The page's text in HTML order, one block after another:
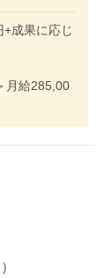
成果に応じ
月給285,00